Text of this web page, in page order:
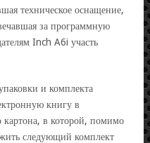
техническое оснащение,
за программную
Inch A6i участь
и комплекта
книгу в
картона, в которой, помимо
следующий комплект